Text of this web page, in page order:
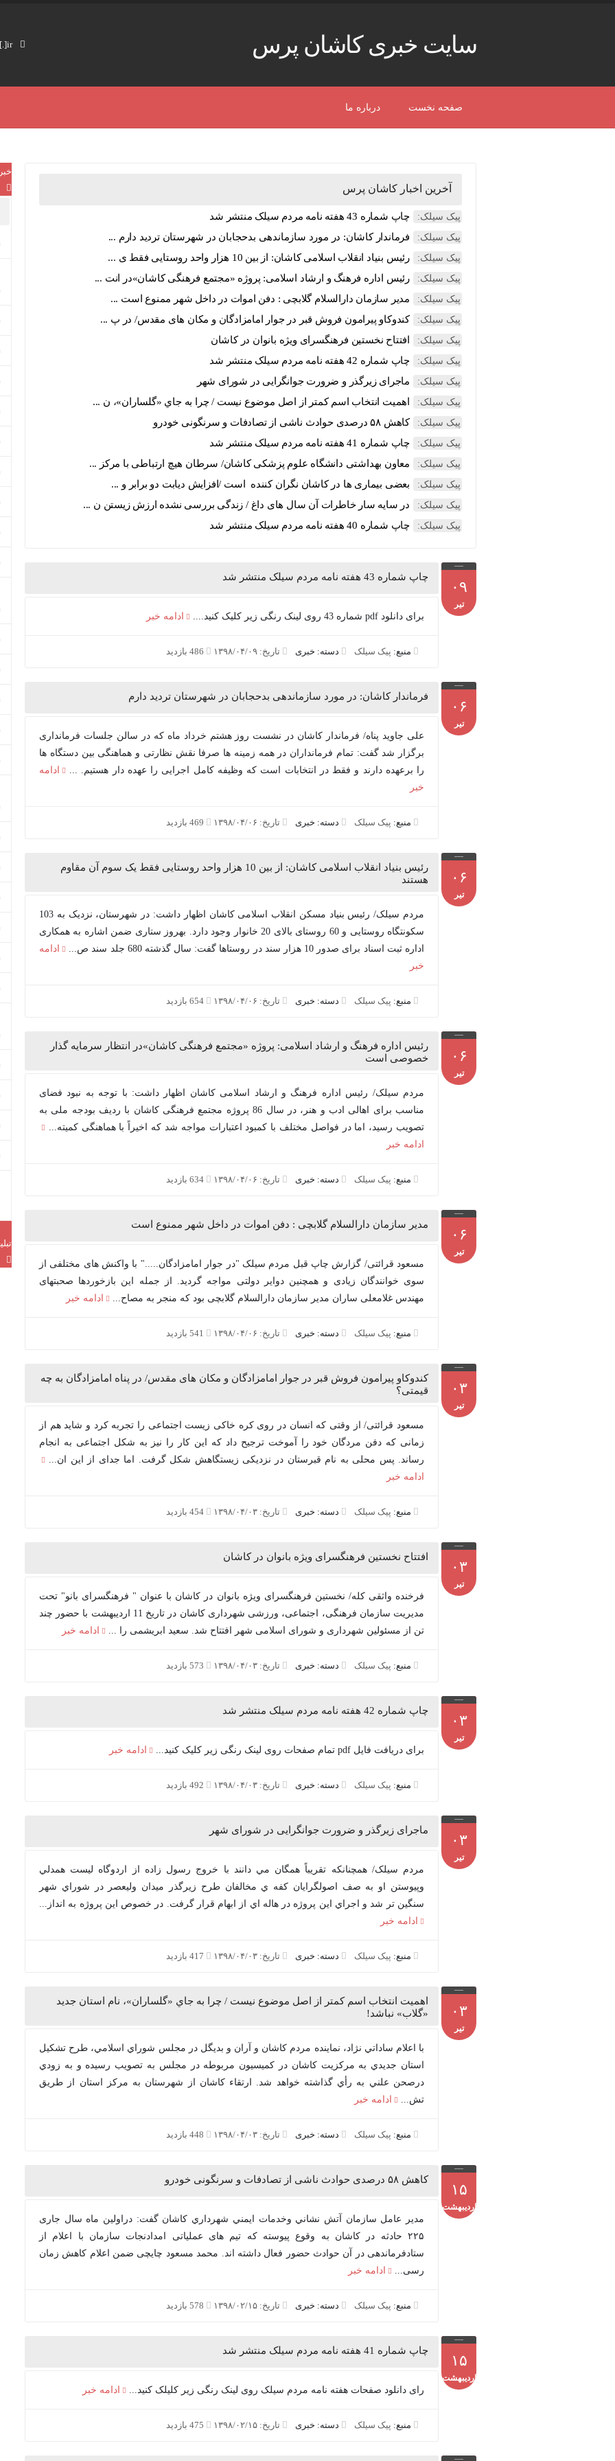
سایت خبری کاشان پرس info[@]KashanPress[.]ir
صفحه نخست درباره ما
آخرین اخبار کاشان پرس
پیک سیلک: چاپ شماره 43 هفته نامه مردم سیلک منتشر شد
پیک سیلک: فرماندار کاشان: در مورد سازماندهی بدحجابان در شهرستان تردید دارم ...
پیک سیلک: رئیس بنیاد انقلاب اسلامی کاشان: از بین 10 هزار واحد روستایی فقط ی ...
پیک سیلک: رئیس اداره فرهنگ و ارشاد اسلامی: پروژه «مجتمع فرهنگی کاشان»در انت ...
پیک سیلک: مدیر سازمان دارالسلام گلابچی : دفن اموات در داخل شهر ممنوع است ...
پیک سیلک: کندوکاو پیرامون فروش قبر در جوار امامزادگان و مکان های مقدس/ در پ ...
پیک سیلک: افتتاح نخستین فرهنگسرای ویژه بانوان در کاشان
پیک سیلک: چاپ شماره 42 هفته نامه مردم سیلک منتشر شد
پیک سیلک: ماجرای زیرگذر و ضرورت جوانگرایی در شورای شهر
پیک سیلک: اهميت انتخاب اسم كمتر از اصل موضوع نيست / چرا به جاي «گلساران»، ن ...
پیک سیلک: کاهش ۵۸ درصدی حوادث ناشی از تصادفات و سرنگونی خودرو
پیک سیلک: چاپ شماره 41 هفته نامه مردم سیلک منتشر شد
پیک سیلک: معاون بهداشتی دانشگاه علوم پزشکی کاشان/ سرطان هیچ ارتباطی با مرکز ...
پیک سیلک: بعضی بیماری ها در کاشان نگران کننده است /افزایش دیابت دو برابر و ...
پیک سیلک: در سایه سار خاطرات آن سال های داغ / زندگی بررسی نشده ارزش زیستن ن ...
پیک سیلک: چاپ شماره 40 هفته نامه مردم سیلک منتشر شد
۰۹
تیر
چاپ شماره 43 هفته نامه مردم سیلک منتشر شد
برای دانلود pdf شماره 43 روی لینک رنگی زیر کلیک کنید.... ادامه خبر
منبع: پیک سیلک دسته: خبری تاریخ: ۱۳۹۸/۰۴/۰۹
۰۶
تیر
فرماندار کاشان: در مورد سازماندهی بدحجابان در شهرستان تردید دارم
علی جاوید پناه/ فرماندار کاشان در نشست روز هشتم خرداد ماه که در سالن جلسات فرمانداری
برگزار شد گفت: تمام فرمانداران در همه زمینه ها صرفا نقش نظارتی و هماهنگی بین دستگاه ها
را برعهده دارند و فقط در انتخابات است که وظیفه کامل اجرایی را عهده دار هستیم. ...
ادامه
خبر
منبع: پیک سیلک دسته: خبری تاریخ: ۱۳۹۸/۰۴/۰۶
۰۶
تیر
رئیس بنیاد انقلاب اسلامی کاشان: از بین 10 هزار واحد روستایی فقط یک سوم آن مقاوم
هستند
مردم سیلک/ رئیس بنیاد مسکن انقلاب اسلامی کاشان اظهار داشت: در شهرستان، نزدیک به 103
سکونتگاه روستایی و 60 روستای بالای 20 خانوار وجود دارد. بهروز ستاری ضمن اشاره به همکاری
اداره ثبت اسناد برای صدور 10 هزار سند در روستاها گفت: سال گذشته 680 جلد سند ص...
ادامه
خبر
منبع: پیک سیلک دسته: خبری تاریخ: ۱۳۹۸/۰۴/۰۶
۰۶
تیر
رئیس اداره فرهنگ و ارشاد اسلامی: پروژه «مجتمع فرهنگی کاشان»در انتظار سرمایه گذار
خصوصی است
مردم سیلک/ رئیس اداره فرهنگ و ارشاد اسلامی کاشان اظهار داشت: با توجه به نبود فضای
مناسب برای اهالی ادب و هنر، در سال 86 پروژه مجتمع فرهنگی کاشان با ردیف بودجه ملی به
تصویب رسید، اما در فواصل مختلف با کمبود اعتبارات مواجه شد که اخیراً با هماهنگی کمیته...
ادامه خبر
منبع: پیک سیلک دسته: خبری تاریخ: ۱۳۹۸/۰۴/۰۶
۰۶
تیر
مدیر سازمان دارالسلام گلابچی : دفن اموات در داخل شهر ممنوع است
مسعود قرائتی/ گزارش چاپ قبل مردم سیلک "در جوار امامزادگان....." با واکنش های مختلفی از
سوی خوانندگان زیادی و همچنین دوایر دولتی مواجه گردید. از جمله این بازخوردها صحبتهای
مهندس غلامعلی ساران مدیر سازمان دارالسلام گلابچی بود که منجر به مصاح...
ادامه خبر
منبع: پیک سیلک دسته: خبری تاریخ: ۱۳۹۸/۰۴/۰۶
۰۳
تیر
کندوکاو پیرامون فروش قبر در جوار امامزادگان و مکان های مقدس/ در پناه امامزادگان به چه
قیمتی؟
مسعود قرائتی/ از وقتی که انسان در روی کره خاکی زیست اجتماعی را تجربه کرد و شاید هم از
زمانی که دفن مردگان خود را آموخت ترجیح داد که این کار را نیز به شکل اجتماعی به انجام
رساند. پس محلی به نام قبرستان در نزدیکی زیستگاهش شکل گرفت. اما جدای از این ان...
ادامه خبر
منبع: پیک سیلک دسته: خبری تاریخ: ۱۳۹۸/۰۴/۰۳
۰۳
تیر
افتتاح نخستین فرهنگسرای ویژه بانوان در کاشان
فرخنده واثقی کله/ نخستین فرهنگسرای ویژه بانوان در کاشان با عنوان " فرهنگسرای بانو" تحت
مدیریت سازمان فرهنگی، اجتماعی، ورزشی شهرداری کاشان در تاریخ 11 اردیبهشت با حضور چند
تن از مسئولین شهرداری و شورای اسلامی شهر افتتاح شد. سعید ابریشمی را ...
ادامه خبر
منبع: پیک سیلک دسته: خبری تاریخ: ۱۳۹۸/۰۴/۰۳
۰۳
تیر
چاپ شماره 42 هفته نامه مردم سیلک منتشر شد
برای دریافت فایل pdf تمام صفحات روی لینک رنگی زیر کلیک کنید... ادامه خبر
منبع: پیک سیلک دسته: خبری تاریخ: ۱۳۹۸/۰۴/۰۳
۰۳
تیر
ماجرای زیرگذر و ضرورت جوانگرایی در شورای شهر
مردم سیلک/ همچنانكه تقريباً همگان مي دانند با خروج رسول زاده از اردوگاه ليست همدلي
وپيوستن او به صف اصولگرايان كفه ي مخالفان طرح زيرگذر ميدان وليعصر در شوراي شهر
سنگين تر شد و اجراي اين پروژه در هاله اي از ابهام قرار گرفت. در خصوص اين پروژه به انداز...
ادامه خبر
منبع: پیک سیلک دسته: خبری تاریخ: ۱۳۹۸/۰۴/۰۳
۰۳
تیر
اهميت انتخاب اسم كمتر از اصل موضوع نيست / چرا به جاي «گلساران»، نام استان جديد
«گلاب» نباشد!
با اعلام ساداتي نژاد، نماينده مردم كاشان و آران و بديگل در مجلس شوراي اسلامي، طرح تشكيل
استان جديدي به مركزيت كاشان در كميسيون مربوطه در مجلس به تصويب رسيده و به زودي
درصحن علني به رأي گذاشته خواهد شد. ارتقاء كاشان از شهرستان به مركز استان از طريق
تش...
ادامه خبر
منبع: پیک سیلک دسته: خبری تاریخ: ۱۳۹۸/۰۴/۰۳
۱۵
اردیبهشت
کاهش ۵۸ درصدی حوادث ناشی از تصادفات و سرنگونی خودرو
مدير عامل سازمان آتش نشاني وخدمات ايمني شهرداري کاشان گفت: دراولین ماه سال جاری
۲۲۵ حادثه در کاشان به وقوع پیوسته که تیم های عملیاتی امدادنجات سازمان با اعلام از
ستادفرماندهی در آن حوادث حضور فعال داشته اند. محمد مسعود چایچی ضمن اعلام کاهش زمان
رسی...
ادامه خبر
منبع: پیک سیلک دسته: خبری تاریخ: ۱۳۹۸/۰۲/۱۵
۱۵
اردیبهشت
چاپ شماره 41 هفته نامه مردم سیلک منتشر شد
رای دانلود صفحات هفته نامه مردم سیلک روی لینک رنگی زیر کلیلک کنید... ادامه خبر
منبع: پیک سیلک دسته: خبری تاریخ: ۱۳۹۸/۰۲/۱۵